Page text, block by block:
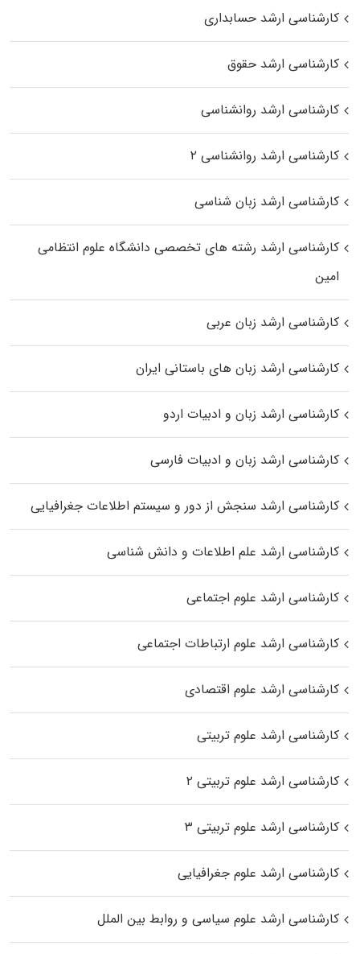
کارشناسی ارشد حسابداری
کارشناسی ارشد حقوق
کارشناسی ارشد روانشناسی
کارشناسی ارشد روانشناسی ۲
کارشناسی ارشد زبان شناسی
کارشناسی ارشد رﺷﺘﻪ ﻫﺎی تخصصی داﻧﺸﮕﺎه ﻋﻠﻮم انتظامی
اﻣﻴﻦ
کارشناسی ارشد زبان عربی
کارشناسی ارشد زبان‌ های باستانی ایران
کارشناسی ارشد زبان و ادبیات اردو
کارشناسی ارشد زبان و ادبیات فارسی
کارشناسی ارشد سنجش از دور و سیستم اطلاعات جغرافیایی
کارشناسی ارشد علم اطلاعات و دانش شناسی
کارشناسی ارشد علوم اجتماعی
کارشناسی ارشد علوم ارتباطات اجتماعی
کارشناسی ارشد علوم اقتصادی
کارشناسی ارشد علوم تربیتی
کارشناسی ارشد علوم تربیتی ۲
کارشناسی ارشد علوم تربیتی ۳
کارشناسی ارشد علوم جغرافیایی
کارشناسی ارشد علوم سیاسی و روابط بین الملل